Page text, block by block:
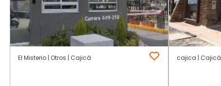
El Misterio | Otros | Cajicá cajica | Cajicá